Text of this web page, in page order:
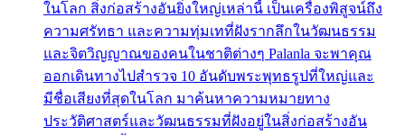
ในโลก สิ่งก่อสร้างอันยิ่งใหญ่เหล่านี้ เป็นเครื่องพิสูจน์ถึง
ความศรัทธา และความทุ่มเทที่ฝังรากลึกในวัฒนธรรม
และจิตวิญญาณของคนในชาติต่างๆ Palanla จะพาคุณ
ออกเดินทางไปสำรวจ 10 อันดับพระพุทธรูปที่ใหญ่และ
มีชื่อเสียงที่สุดในโลก มาค้นหาความหมายทาง
ประวัติศาสตร์และวัฒนธรรมที่ฝังอยู่ในสิ่งก่อสร้างอัน